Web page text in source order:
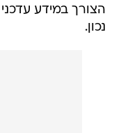
הצורך במידע
נכון.